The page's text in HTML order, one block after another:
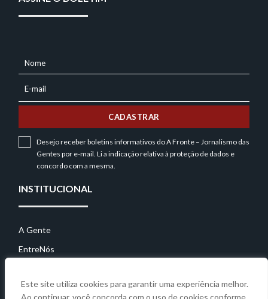
Este site utiliza cookies para garantir uma experiência melhor.
Ao continuar, você concorda com o uso de cookies conforme
NOME
Nome
MAIL
E-mail
CADASTRAR
Desejo receber boletins informativos do A Fronte – Jornalismo das
Gentes por e-mail. Li a indicação relativa à proteção de dados e
concordo com a mesma.
INSTITUCIONAL
A Gente
EntreNós